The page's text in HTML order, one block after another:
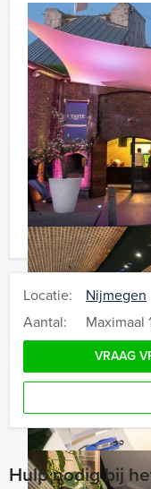
Locatie:
Nijmegen
Aantal:
Maximaal
VRAAG
Hulp nodig bij